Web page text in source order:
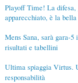
Playoff Time! La
apparecchiato, è la bella
Mens Sana, sarà gara-
risultati e tabellini
Ultima spiaggia Virtus.
responsabilità